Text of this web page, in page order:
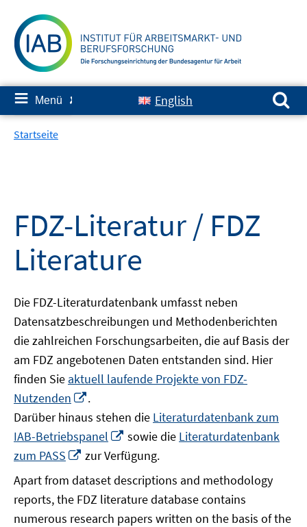
zum
Inhalt
≡ Menü ✘ English
Suchen nach:
Startseite
FDZ-Literatur / FDZ
Literature
Die FDZ-Literaturdatenbank umfasst neben
Datensatzbeschreibungen und Methodenberichten
die zahlreichen Forschungsarbeiten, die auf Basis der
am FDZ angebotenen Daten entstanden sind. Hier
finden Sie aktuell laufende Projekte von FDZ-
Nutzenden
neuem
Fenster
öffnen
.
Darüber hinaus stehen die Literaturdatenbank zum
IAB-Betriebspanel
In
neuem
Fenster
öffnen
sowie die Literaturdatenbank
zum PASS
In
Fenster
öffnen
zur Verfügung.
Apart from dataset descriptions and methodology
reports, the FDZ literature database contains
numerous research papers written on the basis of the